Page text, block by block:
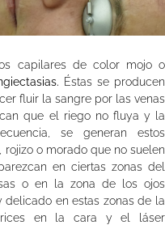
capilares de color mojo o
Éstas se producen
fluir la sangre por las venas
que el riego no fluya y la
se generan estos
rojizo o morado que no suelen
en ciertas zonas del
o en la zona de los ojos
en estas zonas de la
en la cara y el láser